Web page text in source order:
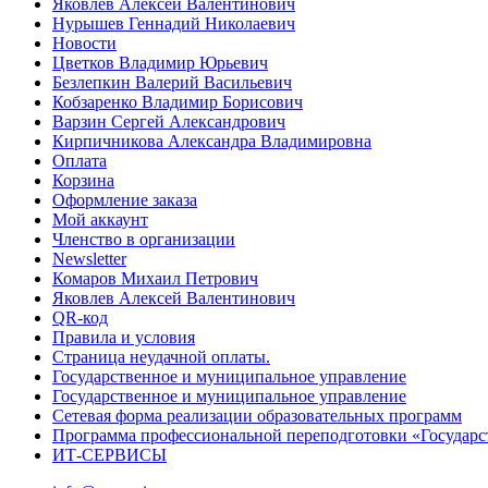
Яковлев Алексей Валентинович
Нурышев Геннадий Николаевич
Новости
Цветков Владимир Юрьевич
Безлепкин Валерий Васильевич
Кобзаренко Владимир Борисович
Варзин Сергей Александрович
Кирпичникова Александра Владимировна
Оплата
Корзина
Оформление заказа
Мой аккаунт
Членство в организации
Newsletter
Комаров Михаил Петрович
Яковлев Алексей Валентинович
QR-код
Правила и условия
Страница неудачной оплаты.
Государственное и муниципальное управление
Государственное и муниципальное управление
Сетевая форма реализации образовательных программ
Программа профессиональной переподготовки
ИТ-СЕРВИСЫ